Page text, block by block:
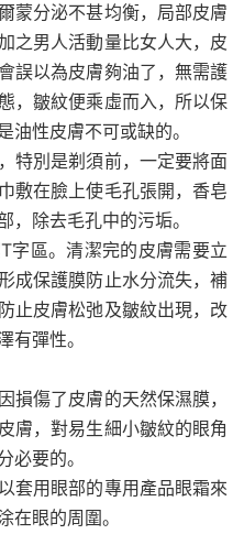
蒙分泌不甚均衡，局部皮膚
之男人活動量比女人大，皮
誤以為皮膚夠油了，無需護
，皺紋便乘虛而入，所以保
油性皮膚不可或缺的。
特別是剃須前，一定要將面
敷在臉上使毛孔張開，香皂
，除去毛孔中的污垢。
字區。清潔完的皮膚需要立
成保護膜防止水分流失，補
止皮膚松弛及皺紋出現，改
有彈性。
損傷了皮膚的天然保濕膜，
膚，對易生細小皺紋的眼角
必要的。
套用眼部的專用產品眼霜來
在眼的周圍。